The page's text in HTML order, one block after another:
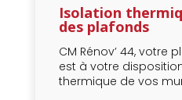
Isolation
des plafonds
CM Rénov’ 44, votre
est à votre
thermique de vos